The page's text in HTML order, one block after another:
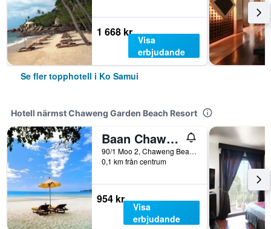
1 668 kr
Visa
erbjudande
Se fler topphotell i Ko Samui
Hotell närmst Chaweng Garden Beach Resort
Baan Chaweng Beach Resort & Spa
90/1 Moo 2, Chaweng Beach Road, Ko Samui, Thailand
0,1 km från centrum
954 kr
Visa
erbjudande